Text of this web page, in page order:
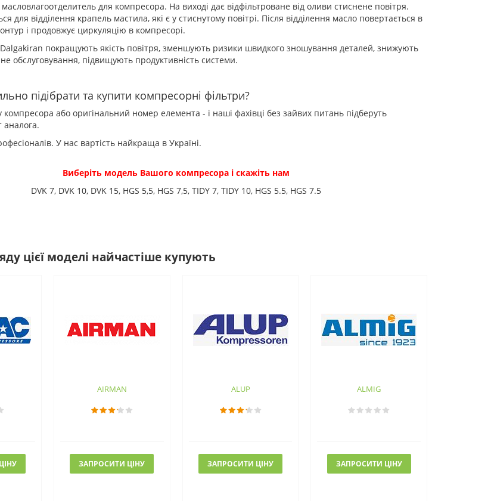
для компресора. На виході дає відфільтроване від оливи стиснене повітря.
для відділення крапель мастила, які є у стиснутому повітрі. Після відділення масло повертається в
і продовжує циркуляцію в компресорі.
покращують якість повітря, зменшують ризики швидкого зношування деталей, знижують
обслуговування, підвищують продуктивність системи.
підібрати та купити компресорні фільтри?
компресора або оригінальний номер елемента - і наші фахівці без зайвих питань підберуть
аналога.
У нас вартість найкраща в Україні.
Виберіть модель Вашого компресора і скажіть нам
DVK 7, DVK 10, DVK 15, HGS 5,5, HGS 7,5, TIDY 7, TIDY 10, HGS 5.5, HGS 7.5
цієї моделі найчастіше купують
AIRMAN
ЗАПРОСИТИ ЦІНУ
ALUP
ЗАПРОСИТИ ЦІНУ
ALMIG
ЗАПРОСИТИ ЦІНУ